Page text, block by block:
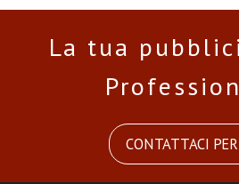
La tua
CONTATTACI